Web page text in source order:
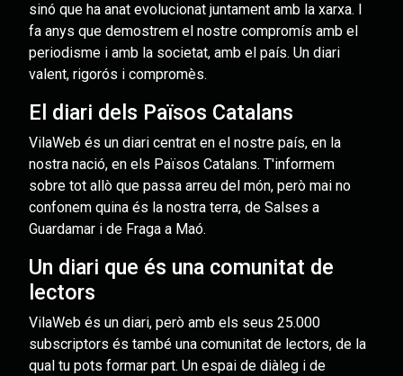
sinó que ha anat evolucionat juntament amb la xarxa. I
fa anys que demostrem el nostre compromís amb el
periodisme i amb la societat, amb el país. Un diari
valent, rigorós i compromès.
El diari dels Països Catalans
VilaWeb és un diari centrat en el nostre país, en la
nostra nació, en els Països Catalans. T'informem
sobre tot allò que passa arreu del món, però mai no
confonem quina és la nostra terra, de Salses a
Guardamar i de Fraga a Maó.
Un diari que és una comunitat de
lectors
VilaWeb és un diari, però amb els seus 25.000
subscriptors és també una comunitat de lectors, de la
qual tu pots formar part. Un espai de diàleg i de